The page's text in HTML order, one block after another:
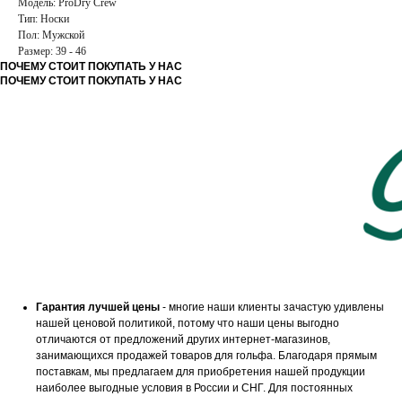
Модель: ProDry Crew
Тип: Носки
Пол: Мужской
Размер: 39 - 46
ПОЧЕМУ СТОИТ ПОКУПАТЬ У НАС
ПОЧЕМУ СТОИТ ПОКУПАТЬ У НАС
Гарантия лучшей цены - многие наши клиенты зачастую удивлены
нашей ценовой политикой, потому что наши цены выгодно
отличаются от предложений других интернет-магазинов,
занимающихся продажей товаров для гольфа. Благодаря прямым
поставкам, мы предлагаем для приобретения нашей продукции
наиболее выгодные условия в России и СНГ. Для постоянных